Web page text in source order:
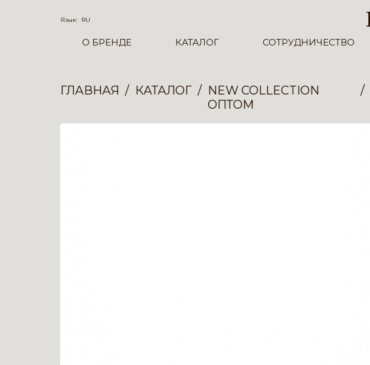
Язык: RU
О БРЕНДЕ КАТАЛОГ СОТРУДНИЧЕСТВО
ГЛАВНАЯ КАТАЛОГ
NEW COLLECTION
ОПТОМ